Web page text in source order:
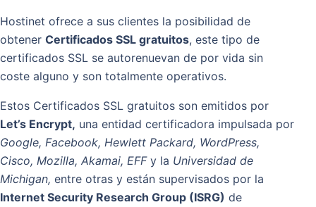
Hostinet ofrece a sus clientes la posibilidad de
obtener Certificados SSL gratuitos, este tipo de
certificados SSL se autorenuevan de por vida sin
coste alguno y son totalmente operativos.
Estos Certificados SSL gratuitos son emitidos por
Let’s Encrypt, una entidad certificadora impulsada por
Google, Facebook, Hewlett Packard, WordPress,
Cisco, Mozilla, Akamai, EFFy la Universidad de
Michigan, entre otras y están supervisados por la
Internet Security Research Group (ISRG) de